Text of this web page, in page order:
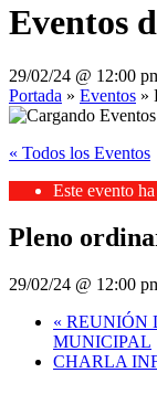
Eventos
29/02/24 @ 12:00
Portada » Eventos »
« Todos los Eventos
Este evento
Pleno
29/02/24 @ 12:00
« REUNIÓN
MUNICIPAL
CHARLA